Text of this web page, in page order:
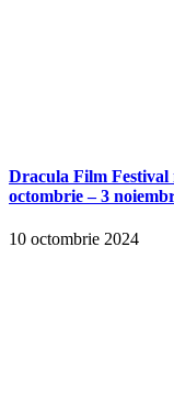
Dracula Film Festival
octombrie – 3
10 octombrie 2024